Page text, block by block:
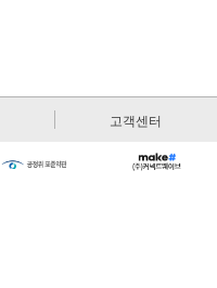
고객센터